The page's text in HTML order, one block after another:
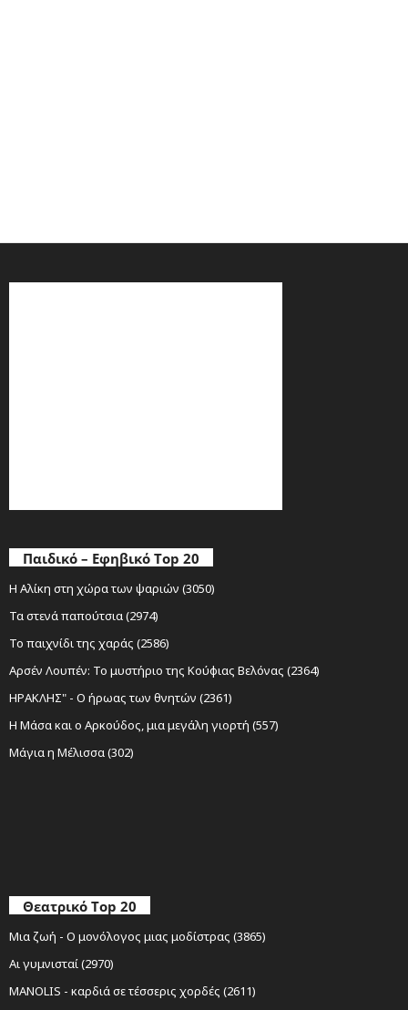
Παιδικό – Εφηβικό Top 20
Η Αλίκη στη χώρα των ψαριών (3050)
Τα στενά παπούτσια (2974)
Το παιχνίδι της χαράς (2586)
Αρσέν Λουπέν: Το μυστήριο της Κούφιας Βελόνας (2364)
ΗΡΑΚΛΗΣ" - Ο ήρωας των θνητών (2361)
Η Μάσα και ο Αρκούδος, μια μεγάλη γιορτή (557)
Μάγια η Μέλισσα (302)
Θεατρικό Top 20
Μια ζωή - Ο μονόλογος μιας μοδίστρας (3865)
Αι γυμνισταί (2970)
MANOLIS - καρδιά σε τέσσερις χορδές (2611)